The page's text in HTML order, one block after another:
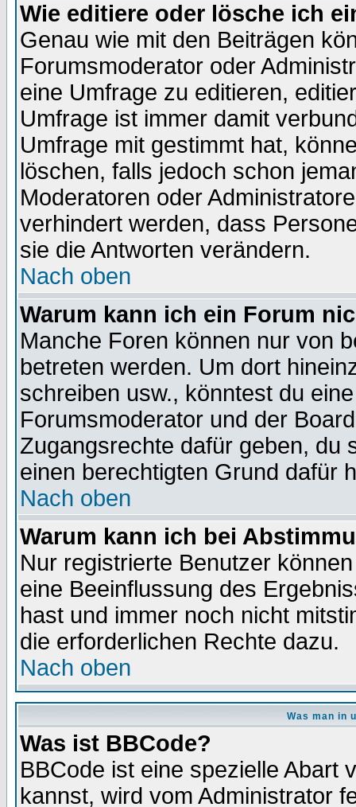
Wie editiere oder lösche ich
Genau wie mit den Beiträgen
Forumsmoderator oder
eine Umfrage zu editieren,
Umfrage ist immer damit
Umfrage mit gestimmt hat,
löschen, falls jedoch schon
Moderatoren oder
verhindert werden, dass
sie die Antworten verändern.
Nach oben
Warum kann ich ein Forum
Manche Foren können nur von
betreten werden. Um dort
schreiben usw., könntest du
Forumsmoderator und der
Zugangsrechte dafür geben, du
einen berechtigten Grund dafür
Nach oben
Warum kann ich bei
Nur registrierte Benutzer
eine Beeinflussung des
hast und immer noch nicht
die erforderlichen Rechte dazu.
Nach oben
Was man in
Was ist BBCode?
BBCode ist eine spezielle Abart
kannst, wird vom Administrator